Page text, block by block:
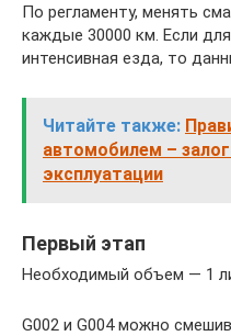
По регламенту, менять
каждые 30000 км. Если
интенсивная езда, то
Читайте также:
автомобилем –
эксплуатации
Первый этап
Необходимый объем — 1
G002 и G004 можно